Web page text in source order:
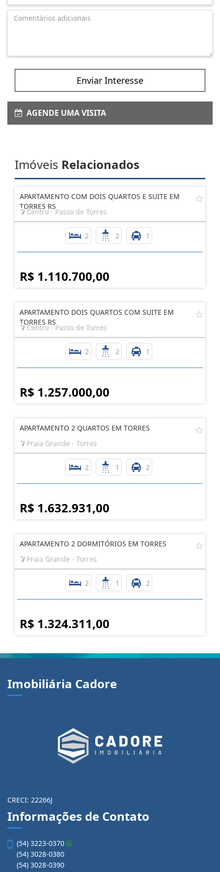
Enviar Interesse
AGENDE UMA VISITA
Imóveis Relacionados
APARTAMENTO COM DOIS QUARTOS E SUITE EM
TORRES RS
Centro - Passo de Torres
2 2 1
R$ 1.110.700,00
APARTAMENTO DOIS QUARTOS COM SUITE EM
TORRES RS
Centro - Passo de Torres
2 2 1
R$ 1.257.000,00
APARTAMENTO 2 QUARTOS EM TORRES
Praia Grande - Torres
2 1 2
R$ 1.632.931,00
APARTAMENTO 2 DORMITÓRIOS EM TORRES
Praia Grande - Torres
2 1 2
R$ 1.324.311,00
Imobiliária Cadore
CRECI: 22266J
Informações de Contato
(54) 3223-0370
(54) 3028-0380
(54) 3028-0390